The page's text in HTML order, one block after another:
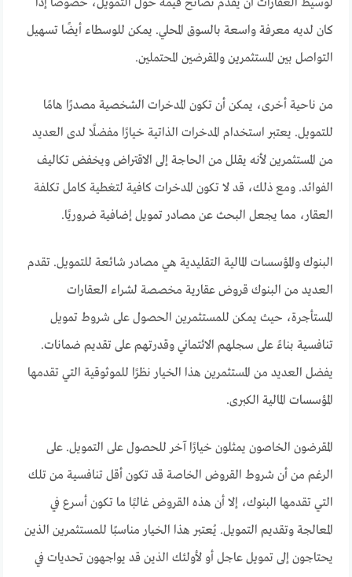
كان لديه معرفة واسعة بالسوق المحلي. يمكن للوسطاء أيضًا تسهيل
التواصل بين المستثمرين والمقرضين المحتملين.
من ناحية أخرى، يمكن أن تكون المدخرات الشخصية مصدرًا هامًا
للتمويل. يعتبر استخدام المدخرات الذاتية خيارًا مفضلًا لدى العديد
من المستثمرين لأنه يقلل من الحاجة إلى الاقتراض ويخفض تكاليف
الفوائد. ومع ذلك، قد لا تكون المدخرات كافية لتغطية كامل تكلفة
العقار، مما يجعل البحث عن مصادر تمويل إضافية ضروريًا.
البنوك والمؤسسات المالية التقليدية هي مصادر شائعة للتمويل. تقدم
العديد من البنوك قروض عقارية مخصصة لشراء العقارات
المستأجرة، حيث يمكن للمستثمرين الحصول على شروط تمويل
تنافسية بناءً على سجلهم الائتماني وقدرتهم على تقديم ضمانات.
يفضل العديد من المستثمرين هذا الخيار نظرًا للموثوقية التي تقدمها
المؤسسات المالية الكبرى.
المقرضون الخاصون يمثلون خيارًا آخر للحصول على التمويل. على
الرغم من أن شروط القروض الخاصة قد تكون أقل تنافسية من تلك
التي تقدمها البنوك، إلا أن هذه القروض غالبًا ما تكون أسرع في
المعالجة وتقديم التمويل. يُعتبر هذا الخيار مناسبًا للمستثمرين الذين
يحتاجون إلى تمويل عاجل أو لأولئك الذين قد يواجهون تحديات في